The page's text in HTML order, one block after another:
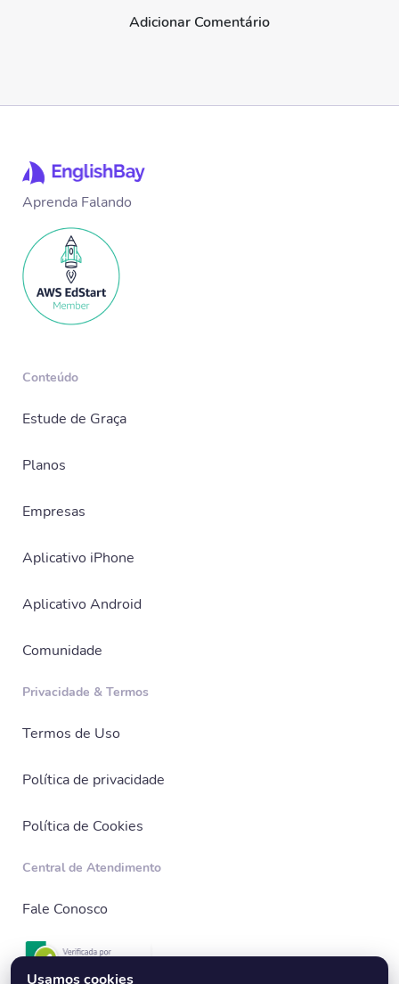
Adicionar Comentário
Aprenda Falando
Conteúdo
Estude de Graça
Planos
Empresas
Aplicativo iPhone
Aplicativo Android
Comunidade
Privacidade & Termos
Termos de Uso
Política de privacidade
Política de Cookies
Central de Atendimento
Fale Conosco
Usamos cookies